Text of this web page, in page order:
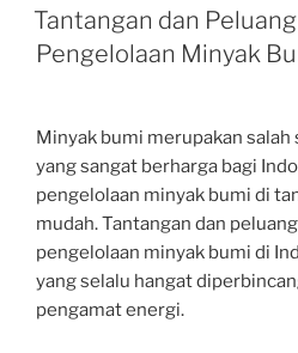
ON
Tantangan dan
Pengelolaan Minyak
Minyak bumi merupakan salah
yang sangat berharga bagi
pengelolaan minyak bumi di
mudah. Tantangan dan
pengelolaan minyak bumi di
yang selalu hangat
pengamat energi.